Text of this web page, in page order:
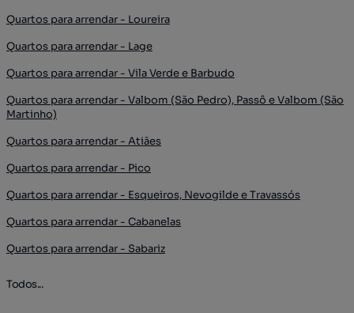
Quartos para arrendar - Loureira
Quartos para arrendar - Lage
Quartos para arrendar - Vila Verde e Barbudo
Quartos para arrendar - Valbom (São Pedro), Passô e Valbom (São
Martinho)
Quartos para arrendar - Atiães
Quartos para arrendar - Pico
Quartos para arrendar - Esqueiros, Nevogilde e Travassós
Quartos para arrendar - Cabanelas
Quartos para arrendar - Sabariz
Todos...